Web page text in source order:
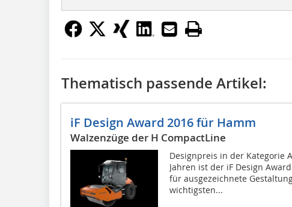
Thematisch passende Artikel:
iF Design Award 2016 für Hamm
Walzenzüge der H CompactLine
Designpreis in der Kategorie
Jahren ist der iF Design
für ausgezeichnete
wichtigsten...